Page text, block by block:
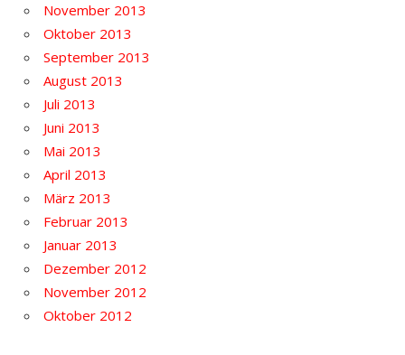
November 2013
Oktober 2013
September 2013
August 2013
Juli 2013
Juni 2013
Mai 2013
April 2013
März 2013
Februar 2013
Januar 2013
Dezember 2012
November 2012
Oktober 2012